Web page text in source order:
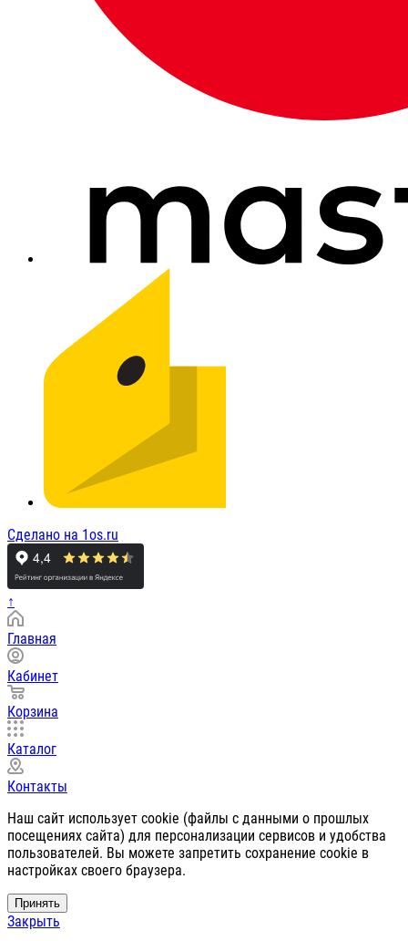
Сделано на 1os.ru
↑
Главная
Кабинет
Корзина
Каталог
Контакты
Наш сайт использует cookie (файлы с данными о прошлых
посещениях сайта) для персонализации сервисов и удобства
пользователей. Вы можете запретить сохранение cookie в
настройках своего браузера.
Принять
Закрыть